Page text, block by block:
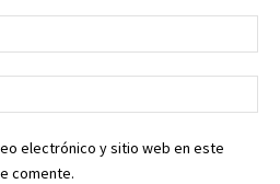
electrónico y sitio web en este
comente.